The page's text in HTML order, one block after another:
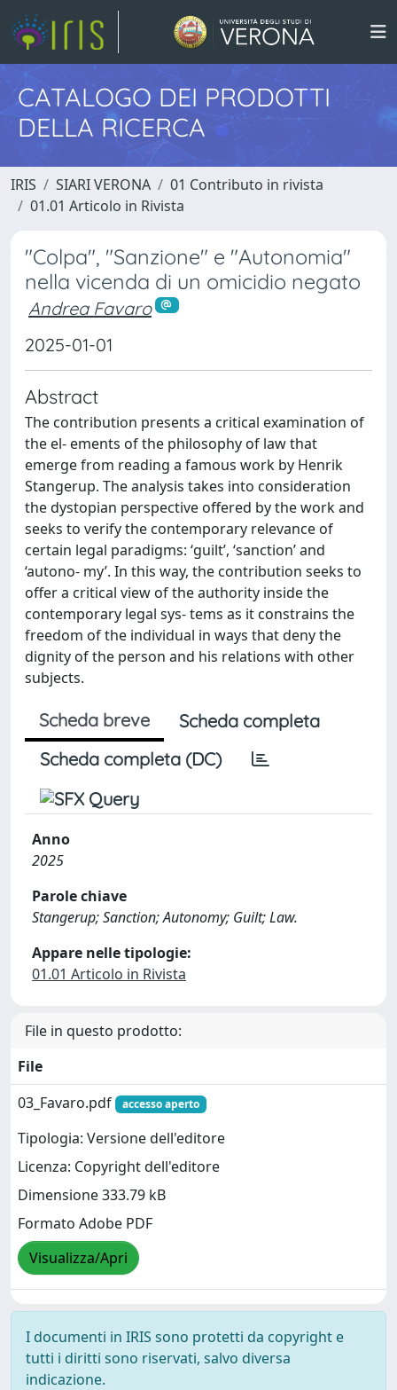
CATALOGO DEI PRODOTTI
DELLA RICERCA
IRIS SIARI VERONA
01 Contributo in rivista
01.01 Articolo in Rivista
"Colpa", "Sanzione" e "Autonomia"
nella vicenda di un omicidio negato
Andrea Favaro
2025-01-01
Abstract
The contribution presents a critical examination of
the el- ements of the philosophy of law that
emerge from reading a famous work by Henrik
Stangerup. The analysis takes into consideration
the dystopian perspective offered by the work and
seeks to verify the contemporary relevance of
certain legal paradigms: ‘guilt’, ‘sanction’ and
‘autono- my’. In this way, the contribution seeks to
offer a critical view of the authority inside the
contemporary legal sys- tems as it constrains the
freedom of the individual in ways that deny the
dignity of the person and his relations with other
subjects.
Scheda breve
Scheda completa
Scheda completa (DC)
Anno
2025
Parole chiave
Stangerup; Sanction; Autonomy; Guilt; Law.
Appare nelle tipologie:
01.01 Articolo in Rivista
File in questo prodotto:
File
03_Favaro.pdf
accesso aperto
Tipologia: Versione dell'editore
Licenza: Copyright dell'editore
Dimensione 333.79 kB
Formato Adobe PDF
Visualizza/Apri
I documenti in IRIS sono protetti da copyright e
tutti i diritti sono riservati, salvo diversa
indicazione.